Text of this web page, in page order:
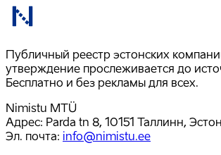
Публичный реестр эстонских
утверждение прослеживается до
Бесплатно и без рекламы для всех.
Nimistu MTÜ
Адрес: Parda tn 8, 10151 Таллинн,
Эл. почта: info@nimistu.ee